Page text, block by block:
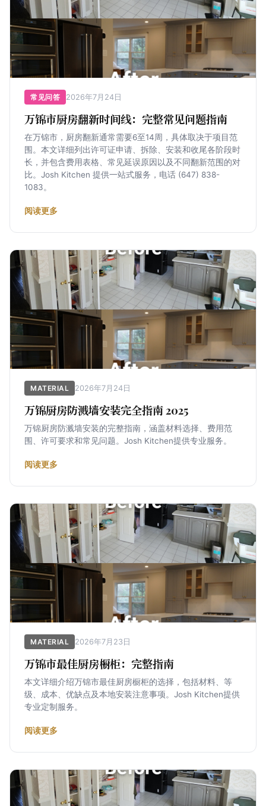
常见问答 2026年7月24日
万锦市厨房翻新时间线：完整常见问题指南
在万锦市，厨房翻新通常需要6至14周，具体取决于项目范
围。本文详细列出许可证申请、拆除、安装和收尾各阶段时
长，并包含费用表格、常见延误原因以及不同翻新范围的对
比。Josh Kitchen 提供一站式服务，电话 (647) 838-
1083。
阅读更多
MATERIAL 2026年7月24日
万锦厨房防溅墙安装完全指南 2025
万锦厨房防溅墙安装的完整指南，涵盖材料选择、费用范
围、许可要求和常见问题。Josh Kitchen提供专业服务。
阅读更多
MATERIAL 2026年7月23日
万锦市最佳厨房橱柜：完整指南
本文详细介绍万锦市最佳厨房橱柜的选择，包括材料、等
级、成本、优缺点及本地安装注意事项。Josh Kitchen提供
专业定制服务。
阅读更多